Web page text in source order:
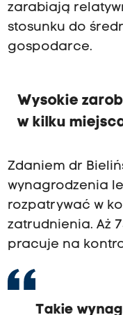
zarabiają
stosunku do
gospodarce.
Wysokie
w kilku
Zdaniem dr
wynagrodzenia
rozpatrywać w
zatrudnienia. Aż
pracuje na
Takie